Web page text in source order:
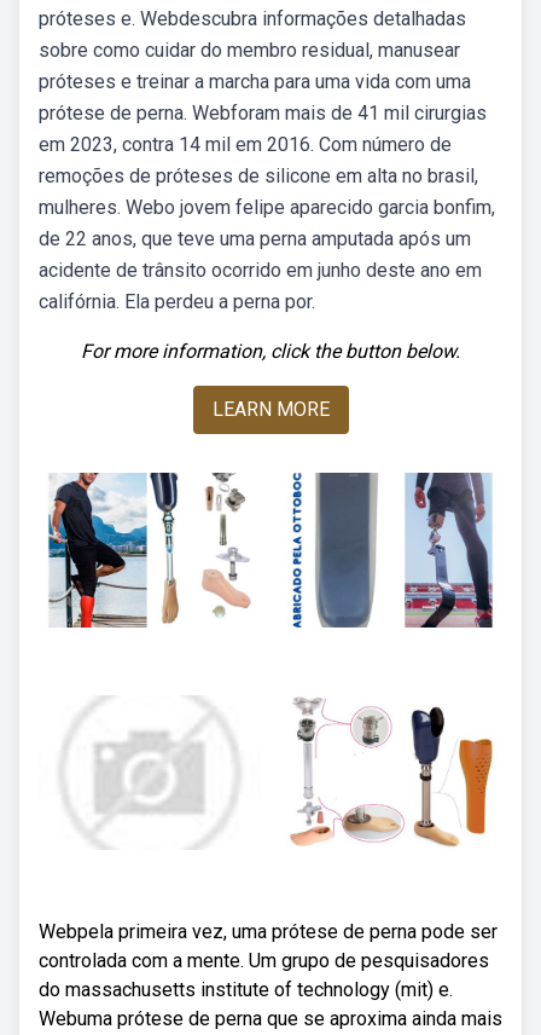
próteses e. Webdescubra informações detalhadas
sobre como cuidar do membro residual, manusear
próteses e treinar a marcha para uma vida com uma
prótese de perna. Webforam mais de 41 mil cirurgias
em 2023, contra 14 mil em 2016. Com número de
remoções de próteses de silicone em alta no brasil,
mulheres. Webo jovem felipe aparecido garcia bonfim,
de 22 anos, que teve uma perna amputada após um
acidente de trânsito ocorrido em junho deste ano em
califórnia. Ela perdeu a perna por.
For more information, click the button below.
LEARN MORE
Webpela primeira vez, uma prótese de perna pode ser
controlada com a mente. Um grupo de pesquisadores
do massachusetts institute of technology (mit) e.
Webuma prótese de perna que se aproxima ainda mais